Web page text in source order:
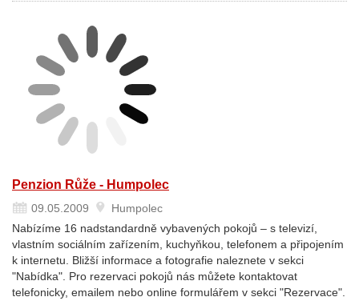
Penzion Růže - Humpolec
09.05.2009
Humpolec
Nabízíme 16 nadstandardně vybavených pokojů – s televizí,
vlastním sociálním zařízením, kuchyňkou, telefonem a připojením
k internetu. Bližší informace a fotografie naleznete v sekci
"Nabídka". Pro rezervaci pokojů nás můžete kontaktovat
telefonicky, emailem nebo online formulářem v sekci "Rezervace".